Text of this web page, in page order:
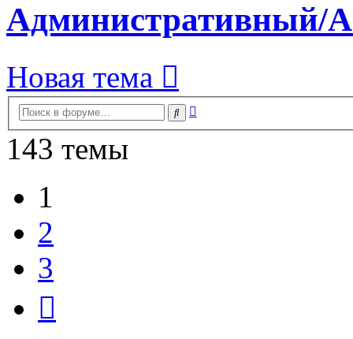
Административный/
Новая тема
Поиск
143 темы
1
2
3